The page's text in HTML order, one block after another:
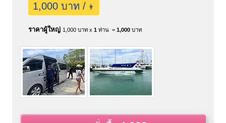
1,000 บาท / 👨
ราคาผู้ใหญ่ 1,000 บาท x 1 ท่าน = 1,000 บาท